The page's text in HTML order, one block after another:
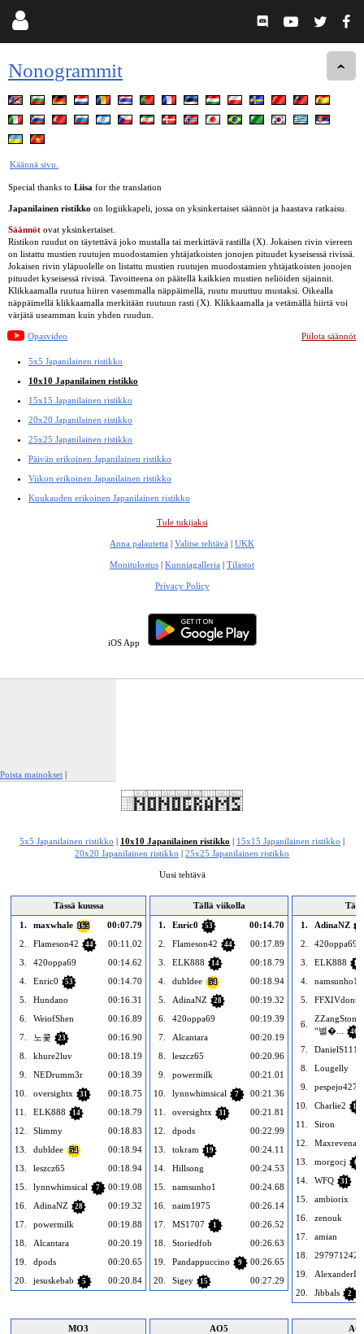
Nonogrammit
Käännä sivu.
Special thanks to Liisa for the translation
Japanilainen ristikko on logiikkapeli, jossa on yksinkertaiset säännöt ja haastava ratkaisu.
Säännöt ovat yksinkertaiset.
Ristikon ruudut on täytettävä joko mustalla tai merkittävä rastilla (X). Jokaisen rivin viereen
on listattu mustien ruutujen muodostamien yhtäjatkoisten jonojen pituudet kyseisessä rivissä.
Jokaisen rivin yläpuolelle on listattu mustien ruutujen muodostamien yhtäjatkoisten jonojen
pituudet kyseisessä rivissä. Tavoitteena on päätellä kaikkien mustien neliöiden sijainnit.
Klikkaamalla ruutua hiiren vasemmalla näppäimellä, ruutu muuttuu mustaksi. Oikealla
näppäimellä klikkaamalla merkitään ruutuun rasti (X). Klikkaamalla ja vetämällä hiirtä voi
värjätä useamman kuin yhden ruudun.
Opasvideo Piilota säännöt
5x5 Japanilainen ristikko
10x10 Japanilainen ristikko
15x15 Japanilainen ristikko
20x20 Japanilainen ristikko
25x25 Japanilainen ristikko
Päivän erikoinen Japanilainen ristikko
Viikon erikoinen Japanilainen ristikko
Kuukauden erikoinen Japanilainen ristikko
Tule tukijaksi
Anna palautetta | Valitse tehtävä | UKK
Monitulostus | Kunniagalleria | Tilastot
Privacy Policy
iOS App
Poista mainokset |
5x5 Japanilainen ristikko | 10x10 Japanilainen ristikko | 15x15 Japanilainen ristikko |
20x20 Japanilainen ristikko | 25x25 Japanilainen ristikko
Uusi tehtävä
Tässä kuussa
1.
maxwhale 165
00:07.79
2.
Flameson42 44
00:11.02
3.
420oppa69
00:14.62
4.
Enric0 53
00:14.70
5.
Hundano
00:16.31
6.
WeiofShen
00:16.89
7.
노콫 23
00:16.90
8.
khure2luv
00:18.19
9.
NEDrumm3r
00:18.39
10.
oversightx 31
00:18.75
11.
ELK888 14
00:18.79
12.
Slimmy
00:18.83
13.
dubldee 54
00:18.94
13.
leszcz65
00:18.94
15.
lynnwhimsical 7
00:19.08
16.
AdinaNZ 28
00:19.32
17.
powermilk
00:19.88
18.
Alcantara
00:20.19
19.
dpods
00:20.65
20.
jesuskebab 5 00:20.84
Tällä viikolla
1.
Enric0 53
00:14.70
2.
Flameson42 44
00:17.89
3.
ELK888 14
00:18.79
4.
dubldee 54
00:18.94
5.
AdinaNZ 28
00:19.32
6.
420oppa69
00:19.39
7.
Alcantara
00:20.19
8.
leszcz65
00:20.96
9.
powermilk
00:21.01
10.
lynnwhimsical 7
00:21.36
11.
oversightx 31
00:21.81
12.
dpods
00:22.99
13.
tokram 19
00:24.11
14.
Hillsong
00:24.53
15.
namsunho1
00:24.68
16.
naim1975
00:26.14
17.
MS1707 1
00:26.52
18.
Storiedfob
00:26.63
19.
Pandappuccino 9
00:26.65
20.
Sigey 15 00:27.29
1.
AdinaNZ
2.
420oppa69
3.
ELK888 14
4.
namsunho1
5.
FFXIVdonut
6.
ZZangStones
“별�...
46
7.
DanielS111
8.
Lougelly
9.
pespejo427
10. Charlie2 17
11.
Siron
12.
Maxrevenant
13.
morgocj 6
14. WFQ 31
15.
ambiorix
16.
zenouk
17.
amian
18.
2979712426
19.
AlexanderIII
20.
Jibbals 2
MO3
AO5